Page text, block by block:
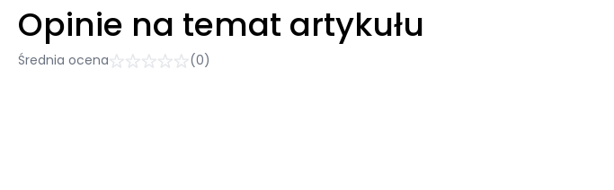
Opinie na temat artykułu
Średnia ocena (0)